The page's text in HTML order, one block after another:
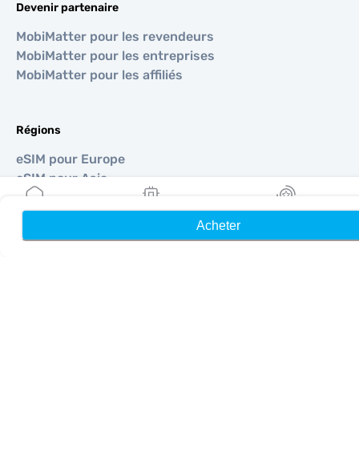
Acheter
Devenir partenaire
MobiMatter pour les revendeurs
MobiMatter pour les entreprises
MobiMatter pour les affiliés
Régions
eSIM pour Europe
eSIM pour Asie
eSIM pour Amériques
eSIM pour Moyen-Orient
eSIM pour Océanie